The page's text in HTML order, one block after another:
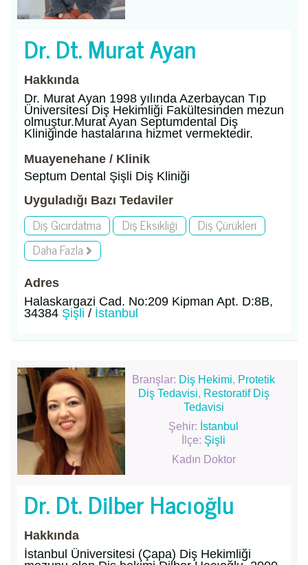
Dr. Dt. Murat Ayan
Hakkında
Dr. Murat Ayan 1998 yılında Azerbaycan Tıp
Üniversitesi Diş Hekimliği Fakültesinden mezun
olmuştur.Murat Ayan Septumdental Diş
Kliniğinde hastalarına hizmet vermektedir.
Muayenehane / Klinik
Septum Dental Şişli Diş Kliniği
Uyguladığı Bazı Tedaviler
Diş Gıcırdatma Diş Eksikliği
Diş Çürükleri
Daha Fazla
Adres
Halaskargazi Cad. No:209 Kipman Apt. D:8B,
34384 Şişli / İstanbul
Branşlar: Diş Hekimi, Protetik
Diş Tedavisi, Restoratif Diş
Tedavisi
Şehir: İstanbul
İlçe: Şişli
Kadın Doktor
Dr. Dt. Dilber Hacıoğlu
Hakkında
İstanbul Üniversitesi (Çapa) Diş Hekimliği